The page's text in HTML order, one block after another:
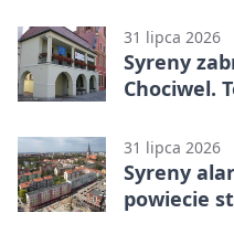
Stargard 3:3
31 lipca 2026
Syreny
Chociwel.
31 lipca 2026
Syreny
powiecie